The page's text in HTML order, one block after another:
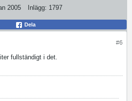
2005 Inlägg: 1797
Dela
#6
fullständigt i det.